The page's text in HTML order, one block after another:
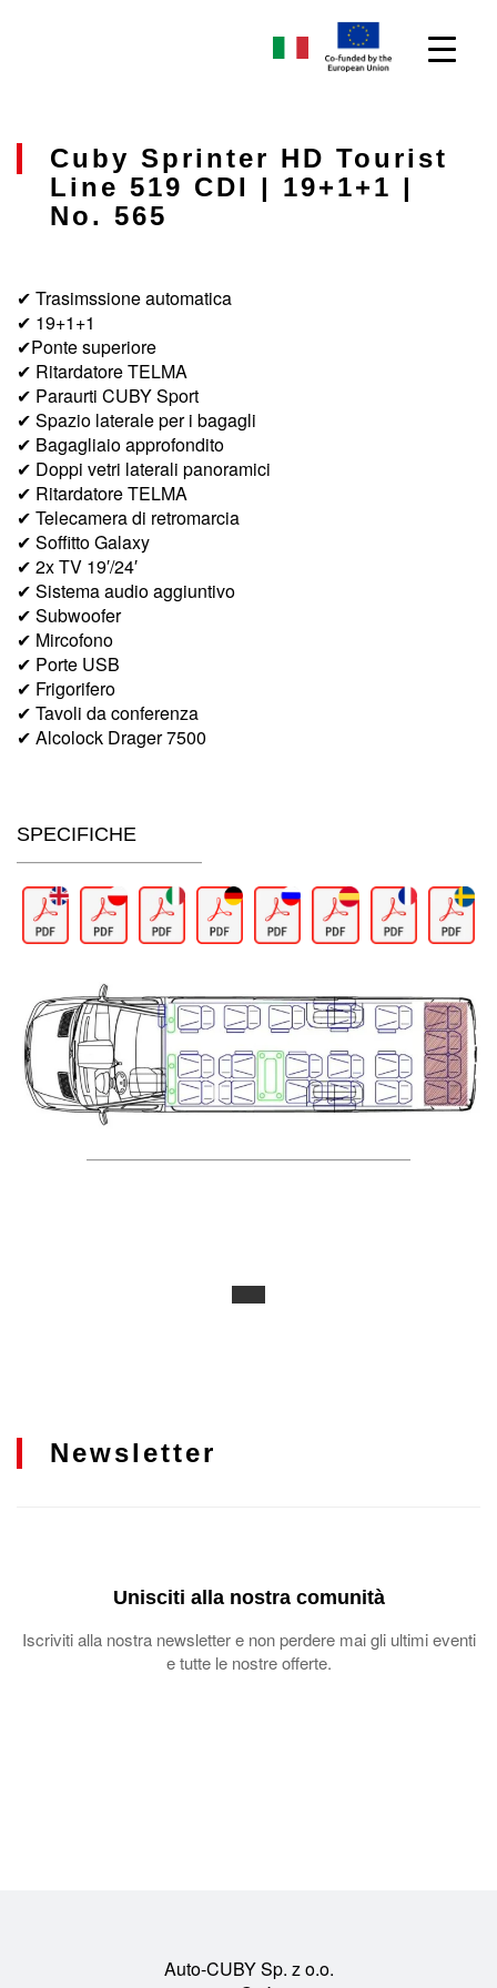
Cuby Sprinter HD Tourist
Line 519 CDI | 19+1+1 |
No. 565
✔ Trasimssione automatica
✔ 19+1+1
✔Ponte superiore
✔ Ritardatore TELMA
✔ Paraurti CUBY Sport
✔ Spazio laterale per i bagagli
✔ Bagagliaio approfondito
✔ Doppi vetri laterali panoramici
✔ Ritardatore TELMA
✔ Telecamera di retromarcia
✔ Soffitto Galaxy
✔ 2x TV 19′/24′
✔ Sistema audio aggiuntivo
✔ Subwoofer
✔ Mircofono
✔ Porte USB
✔ Frigorifero
✔ Tavoli da conferenza
✔ Alcolock Drager 7500
SPECIFICHE
Newsletter
Unisciti alla nostra comunità
Iscriviti alla nostra newsletter e non perdere mai gli ultimi eventi
e tutte le nostre offerte.
Auto-CUBY Sp. z o.o.